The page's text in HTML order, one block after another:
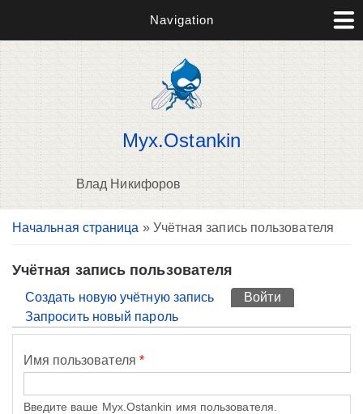
Navigation
Myx.Ostankin
Влад Никифоров
Вы здесь
Начальная страница » Учётная запись пользователя
Учётная запись пользователя
Главные вкладки
Создать новую учётную запись Войти
Запросить новый пароль
Имя пользователя *
Введите ваше Myx.Ostankin имя пользователя.